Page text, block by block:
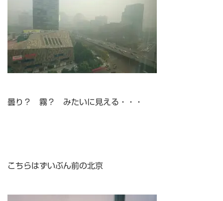
曇り？ 霧？ みたいに見える・・・
こちらはずいぶん前の北京